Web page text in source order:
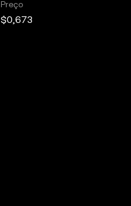
Preço
$0,673